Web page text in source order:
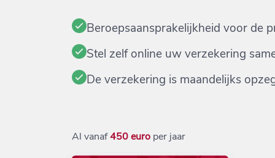
Beroepsaansprakelijkheid voor de
Stel zelf online uw verzekering
De verzekering is maandelijks
Al vanaf450 euro per jaar